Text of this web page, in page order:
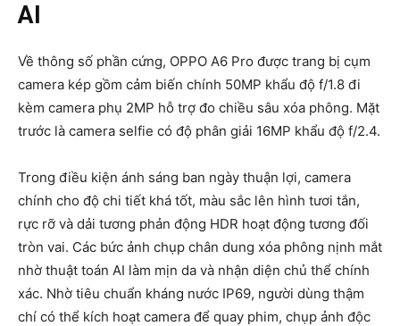
AI
Về thông số phần cứng, OPPO A6 Pro được trang bị cụm
camera kép gồm cảm biến chính 50MP khẩu độ f/1.8 đi
kèm camera phụ 2MP hỗ trợ đo chiều sâu xóa phông. Mặt
trước là camera selfie có độ phân giải 16MP khẩu độ f/2.4.
Trong điều kiện ánh sáng ban ngày thuận lợi, camera
chính cho độ chi tiết khá tốt, màu sắc lên hình tươi tắn,
rực rỡ và dải tương phản động HDR hoạt động tương đối
tròn vai. Các bức ảnh chụp chân dung xóa phông nịnh mắt
nhờ thuật toán AI làm mịn da và nhận diện chủ thể chính
xác. Nhờ tiêu chuẩn kháng nước IP69, người dùng thậm
chí có thể kích hoạt camera để quay phim, chụp ảnh độc